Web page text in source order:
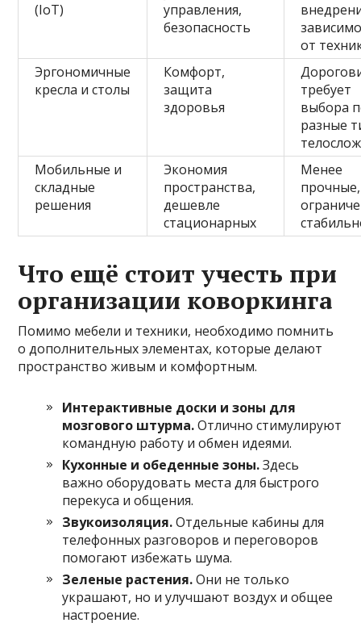
(IoT)
управления,
безопасность
от
Эргономичные
кресла и столы
Комфорт,
защита
здоровья
требует
выбора
разные
Мобильные и
складные
решения
Экономия
пространства,
дешевле
стационарных
Менее
прочные,
Что ещё стоит учесть при
организации коворкинга
Помимо мебели и техники, необходимо помнить
о дополнительных элементах, которые делают
пространство живым и комфортным.
Интерактивные доски и зоны для
мозгового штурма.Отлично стимулируют
командную работу и обмен идеями.
Кухонные и обеденные зоны.Здесь
важно оборудовать места для быстрого
перекуса и общения.
Звукоизоляция.Отдельные кабины для
телефонных разговоров и переговоров
помогают избежать шума.
Зеленые растения.Они не только
украшают, но и улучшают воздух и общее
настроение.